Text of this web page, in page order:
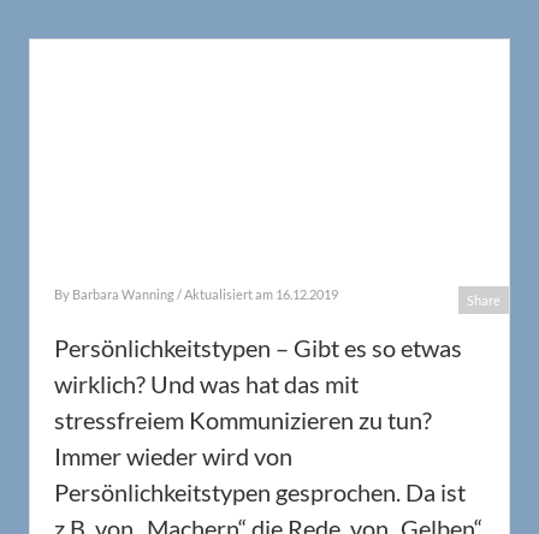
Share
By Barbara Wanning/ Aktualisiert am 16.12.2019
Persönlichkeitstypen – Gibt es so etwas
wirklich? Und was hat das mit
stressfreiem Kommunizieren zu tun?
Immer wieder wird von
Persönlichkeitstypen gesprochen. Da ist
z.B. von „Machern“ die Rede, von „Gelben“